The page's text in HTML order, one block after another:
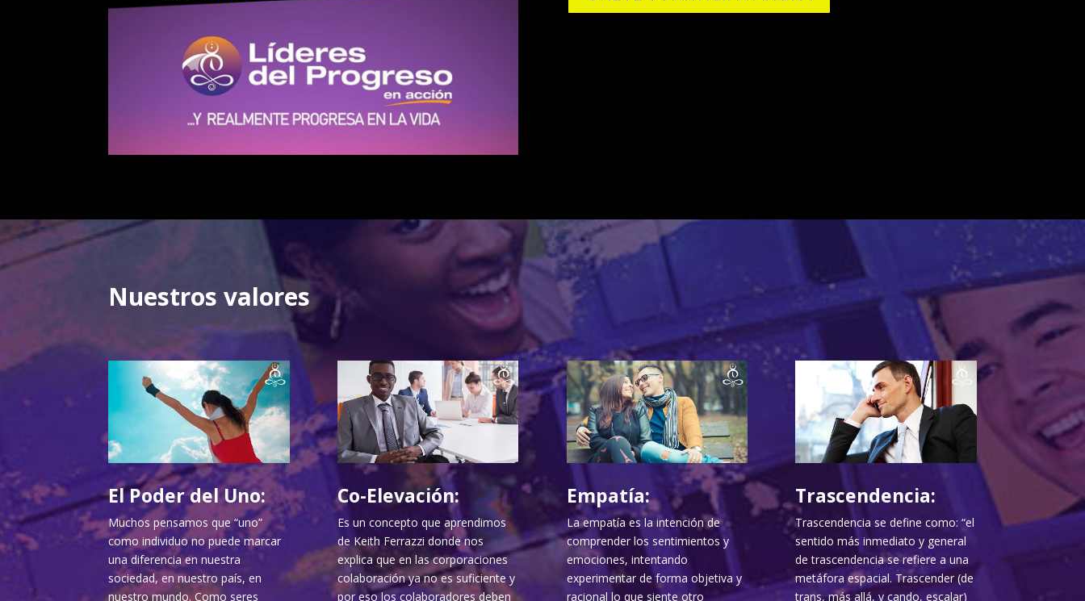
Nuestros valores
El Poder del Uno:
Muchos pensamos que “uno”
como individuo no puede marcar
una diferencia en nuestra
sociedad, en nuestro país, en
nuestro mundo. Como seres
Co-Elevación:
Es un concepto que aprendimos
de Keith Ferrazzi donde nos
explica que en las corporaciones
colaboración ya no es suficiente y
por eso los colaboradores deben
Empatía:
La empatía es la intención de
comprender los sentimientos y
emociones, intentando
experimentar de forma objetiva y
racional lo que siente otro
Trascendencia:
Trascendencia se define como: “el
sentido más inmediato y general
de trascendencia se refiere a una
metáfora espacial. Trascender (de
trans, más allá, y cando, escalar)